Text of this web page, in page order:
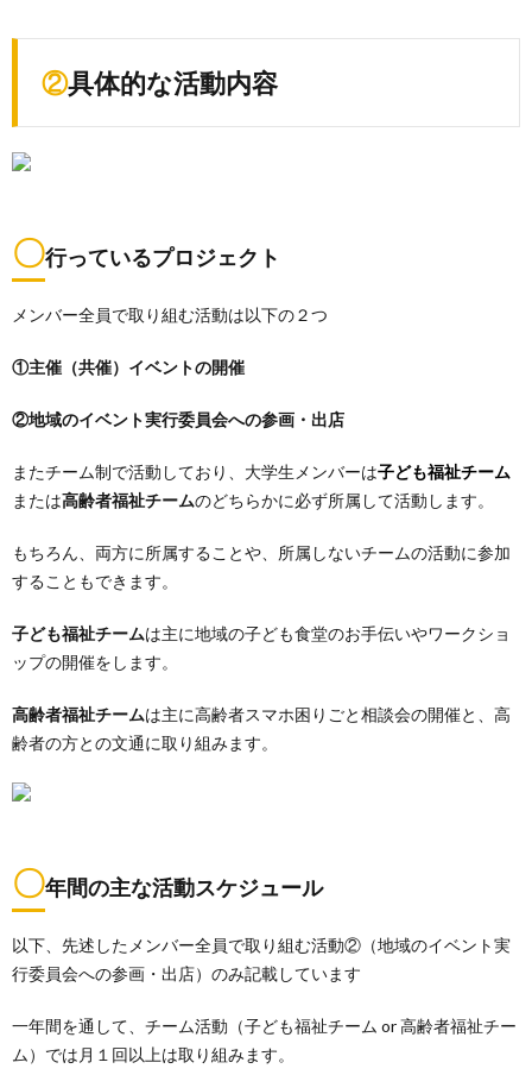
②具体的な活動内容
〇行っているプロジェクト
メンバー全員で取り組む活動は以下の２つ
①主催（共催）イベントの開催
②地域のイベント実行委員会への参画・出店
またチーム制で活動しており、大学生メンバーは子ども福祉チーム
または高齢者福祉チームのどちらかに必ず所属して活動します。
もちろん、両方に所属することや、所属しないチームの活動に参加
することもできます。
子ども福祉チームは主に地域の子ども食堂のお手伝いやワークショ
ップの開催をします。
高齢者福祉チームは主に高齢者スマホ困りごと相談会の開催と、高
齢者の方との文通に取り組みます。
〇年間の主な活動スケジュール
以下、先述したメンバー全員で取り組む活動②（地域のイベント実
行委員会への参画・出店）のみ記載しています
一年間を通して、チーム活動（子ども福祉チーム or 高齢者福祉チー
ム）では月１回以上は取り組みます。